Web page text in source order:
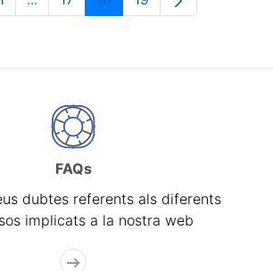
PàginaPàgines intermèdies Utilitzeu TAB
PàginaPàginaPàgina
FAQs
dubtes referents als diferents
implicats a la nostra web